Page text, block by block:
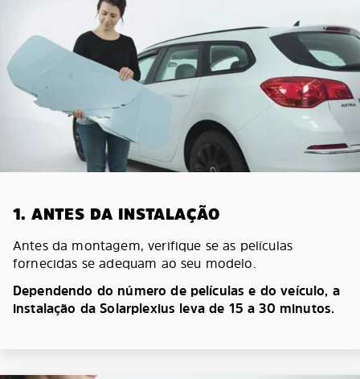
1. ANTES DA INSTALAÇÃO
Antes da montagem, verifique se as películas
fornecidas se adequam ao seu modelo.
Dependendo do número de películas e do veículo, a
instalação da Solarplexius leva de 15 a 30 minutos.